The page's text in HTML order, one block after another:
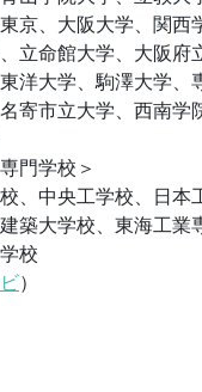
京、大阪大学、関西
立命館大学、大阪府
洋大学、駒澤大学、
寄市立大学、西南学
門学校＞
、中央工学校、日本
築大学校、東海工業
校
）